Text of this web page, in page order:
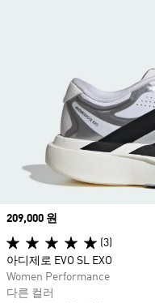
Price
209,000 원
(3)
아디제로 EVO SL EXO
Women Performance
다른 컬러